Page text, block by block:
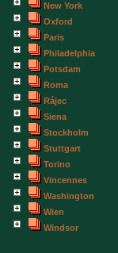
New York
Oxford
Paris
Philadelphia
Potsdam
Roma
Rájec
Siena
Stockholm
Stuttgart
Torino
Vincennes
Washington
Wien
Windsor